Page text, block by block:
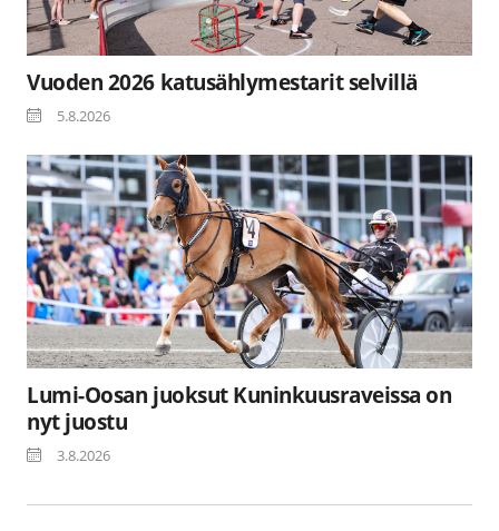
Vuoden 2026 katusählymestarit selvillä
5.8.2026
Lumi-Oosan juoksut Kuninkuusraveissa on
nyt juostu
3.8.2026